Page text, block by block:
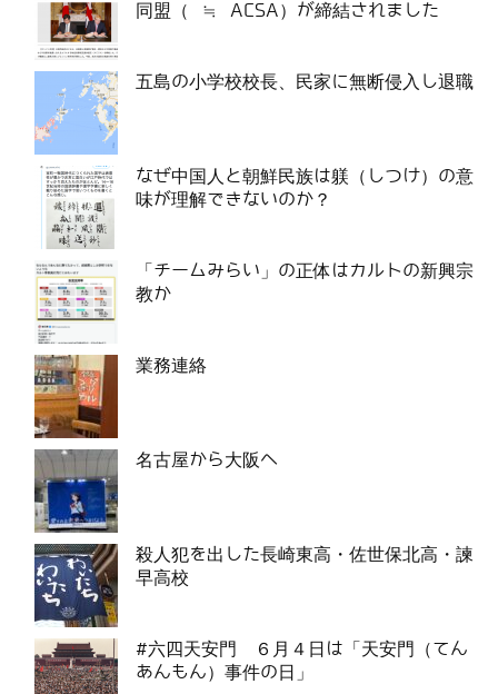
同盟（ ≒ ACSA）が締結されました
五島の小学校校長、民家に無断侵入し退職
なぜ中国人と朝鮮民族は躾（しつけ）の意
味が理解できないのか？
「チームみらい」の正体はカルトの新興宗
教か
業務連絡
名古屋から大阪へ
殺人犯を出した長崎東高・佐世保北高・諫
早高校
#六四天安門 ６月４日は「天安門（てん
あんもん）事件の日」